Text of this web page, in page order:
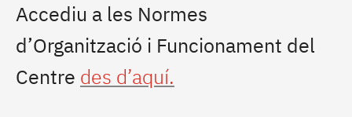
Accediu a les Normes
d’Organització i Funcionament del
Centre des d’aquí.